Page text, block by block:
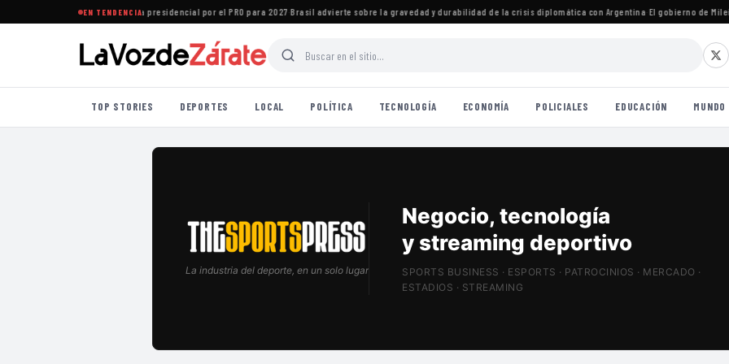
EN TENDENCIA
confirmó su precandidatura presidencial por el PRO para 2027·Brasil advierte sobre la gravedad y durabilidad de la crisis diplomática con Argentina·El gobierno de Milei
TOP STORIES DEPORTES LOCAL POLÍTICA TECNOLOGÍA ECONOMÍA POLICIALES EDUCACIÓN MUNDO
La industria del deporte, en un solo lugar
Patrocinios, estadios
y Sports Tech
SPORTS BUSINESS · ESPORTS · PATROCINIOS · MERCADO ·
ESTADIOS · STREAMING